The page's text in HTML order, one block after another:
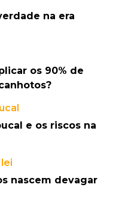
na era
os 90% de
e os riscos na
nascem devagar